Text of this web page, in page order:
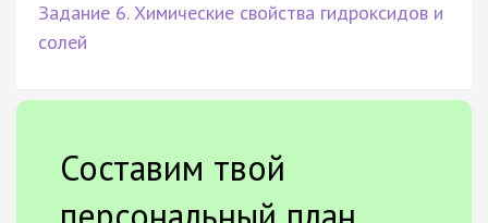
Задание 6. Химические свойства гидроксидов и
солей
Составим твой